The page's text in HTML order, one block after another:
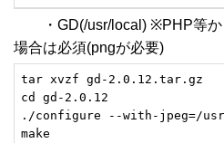
・GD(/usr/local) ※PHP等か
場合は必須(pngが必要)
tar xvzf gd-2.0.12.tar.gz
cd gd-2.0.12
./configure --with-jpeg=/
make